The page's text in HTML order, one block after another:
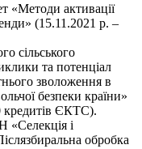
«Методи активації
(15.11.2021 р. –
сільського
та потенціал
зволоження в
безпеки країни»
кредитів ЄКТС).
«Селекція і
обробка